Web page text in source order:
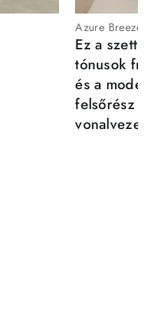
Azure Breeze
Ez a szett
tónusok
és a
felsőrész